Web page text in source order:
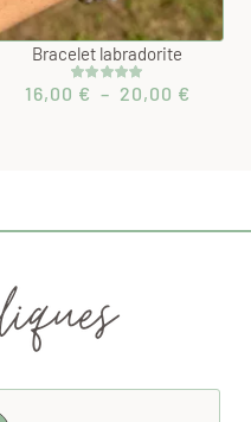
Bracelet labradorite
Noté5.00
2
16,00 € – 20,00 €